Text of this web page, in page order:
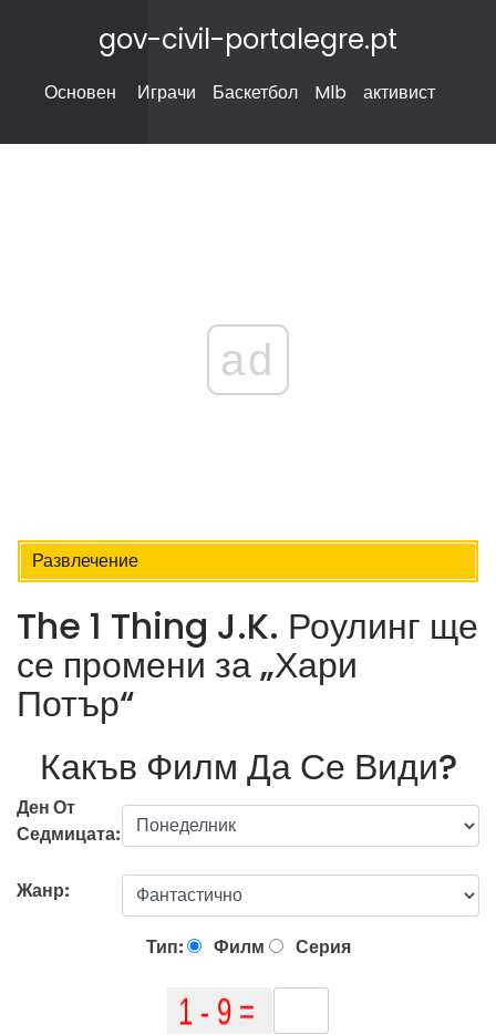
gov-civil-portalegre.pt
Основен Играчи Баскетбол Mlb активист
ad
Развлечение
The 1 Thing J.K. Роулинг ще
се промени за „Хари
Потър“
Какъв Филм Да Се Види?
Ден От
Седмицата:
Жанр:
Тип: Филм Серия